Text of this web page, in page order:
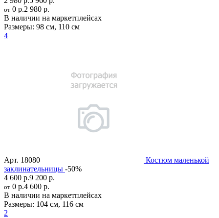
от 0 р.2 980 р.
В наличии на маркетплейсах
Размеры: 98 см, 110 см
4
Арт. 18080
Костюм маленькой
заклинательницы -50%
4 600 р.9 200 р.
от 0 р.4 600 р.
В наличии на маркетплейсах
Размеры: 104 см, 116 см
2